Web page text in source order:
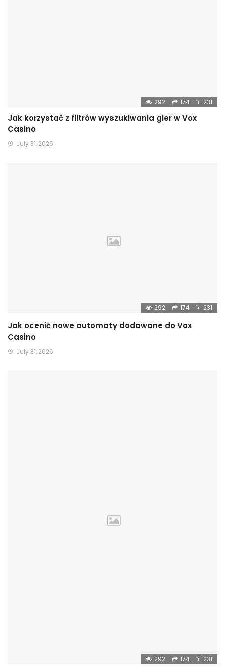
292 174 231
Jak korzystać z filtrów wyszukiwania gier w Vox
Casino
July 31, 2026
292 174 231
Jak ocenić nowe automaty dodawane do Vox
Casino
July 31, 2026
292 174 231